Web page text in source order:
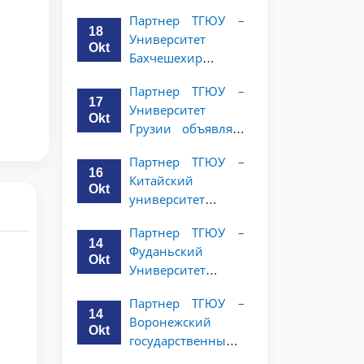
Купалы объявляет
программу
академической
студентов 2-3
курсов ТГЮУ
18
Okt
Партнер ТГЮУ –
Университет
Бахчешехир
программе
академической
мобильности для
курсов
17
Okt
Партнер ТГЮУ –
Университет
Грузии объявляет
академической
мобильности для
студентов 2–3
16
Okt
Партнер ТГЮУ –
Китайский
университет
и права объявляет
программу
академической
студентов 2–3
курсов ТГЮУ
14
Okt
Партнер ТГЮУ –
Фуданьский
Университет
программу
академической
мобильности для
14
Okt
Партнер ТГЮУ –
Воронежский
государственный